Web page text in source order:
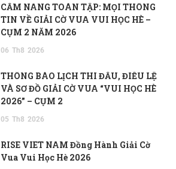
CẨM NANG TOÀN TẬP: MỌI THÔNG
TIN VỀ GIẢI CỜ VUA VUI HỌC HÈ –
CỤM 2 NĂM 2026
06 Th8 2026
THÔNG BÁO LỊCH THI ĐẤU, ĐIỀU LỆ
VÀ SƠ ĐỒ GIẢI CỜ VUA “VUI HỌC HÈ
2026” – CỤM 2
05 Th8 2026
RISE VIET NAM Đồng Hành Giải Cờ
Vua Vui Học Hè 2026